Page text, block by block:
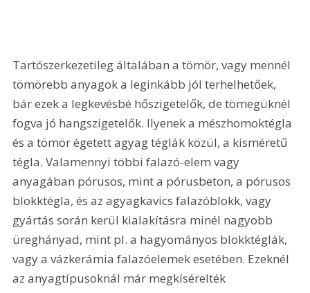
Tartószerkezetileg általában a tömör, vagy mennél
tömörebb anyagok a leginkább jól terhelhetőek,
bár ezek a legkevésbé hőszigetelők, de tömegüknél
fogva jó hangszigetelők. Ilyenek a mészhomoktégla
és a tömör égetett agyag téglák közül, a kisméretű
tégla. Valamennyi többi falazó-elem vagy
anyagában pórusos, mint a pórusbeton, a pórusos
blokktégla, és az agyagkavics falazóblokk, vagy
gyártás során kerül kialakításra minél nagyobb
üreghányad, mint pl. a hagyományos blokktéglák,
vagy a vázkerámia falazóelemek esetében. Ezeknél
az anyagtípusoknál már megkísérelték